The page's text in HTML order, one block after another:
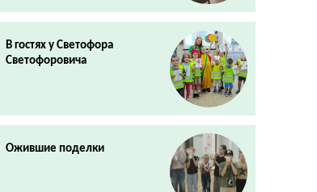
В гостях у Светофора
Светофоровича
Ожившие поделки